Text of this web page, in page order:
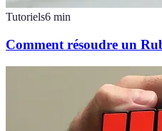
Tutoriels6 min
Comment résoudre un